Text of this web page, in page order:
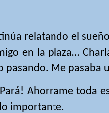
relatando el
en la plaza…
pasando. Me pasaba
Ahorrame toda
importante.